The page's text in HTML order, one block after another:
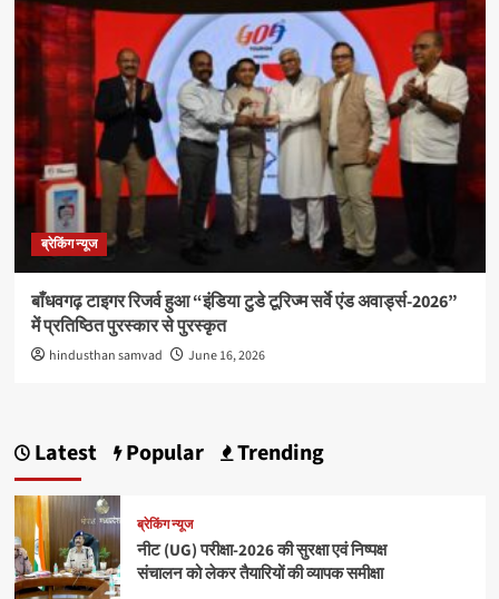
ब्रेकिंग न्यूज
बाँधवगढ़ टाइगर रिजर्व हुआ “इंडिया टुडे टूरिज्म सर्वे एंड अवार्ड्स-2026”
में प्रतिष्ठित पुरस्कार से पुरस्कृत
hindusthan samvad June 16, 2026
Latest Popular Trending
ब्रेकिंग न्यूज
नीट (UG) परीक्षा-2026 की सुरक्षा एवं निष्पक्ष
संचालन को लेकर तैयारियों की व्यापक समीक्षा